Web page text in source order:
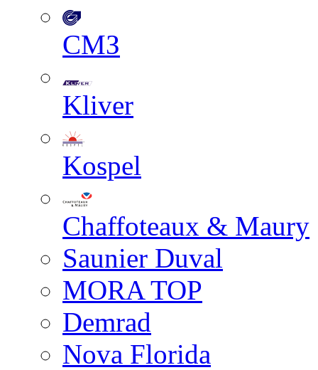
СМЗ
Kliver
Kospel
Chaffoteaux & Maury
Saunier Duval
MORA TOP
Demrad
Nova Florida